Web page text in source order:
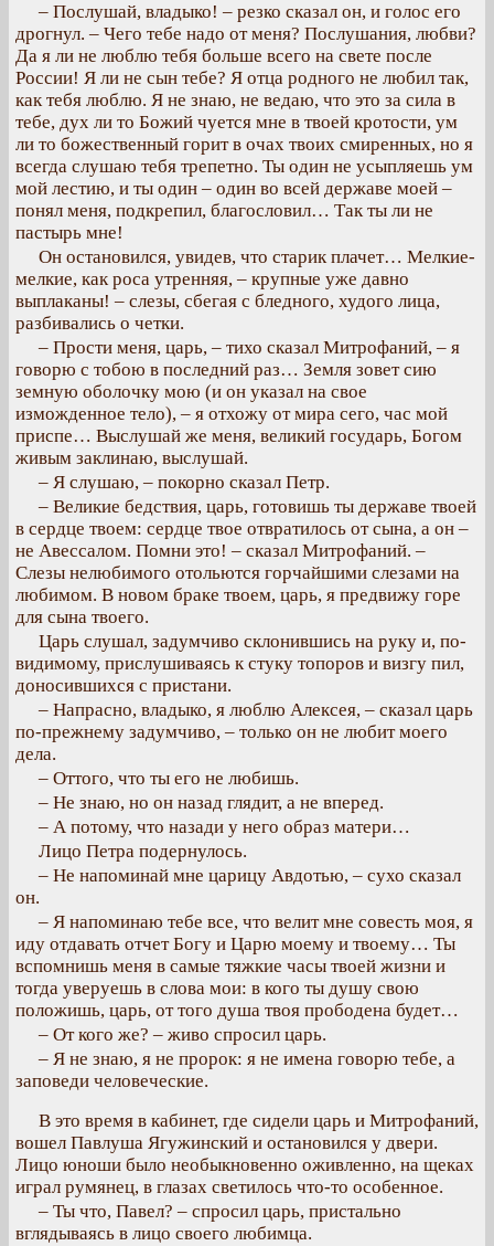
– Послушай, владыко! – резко сказал он, и голос его
дрогнул. – Чего тебе надо от меня? Послушания, любви?
Да я ли не люблю тебя больше всего на свете после
России! Я ли не сын тебе? Я отца родного не любил так,
как тебя люблю. Я не знаю, не ведаю, что это за сила в
тебе, дух ли то Божий чуется мне в твоей кротости, ум
ли то божественный горит в очах твоих смиренных, но я
всегда слушаю тебя трепетно. Ты один не усыпляешь ум
мой лестию, и ты один – один во всей державе моей –
понял меня, подкрепил, благословил… Так ты ли не
пастырь мне!
Он остановился, увидев, что старик плачет… Мелкие-
мелкие, как роса утренняя, – крупные уже давно
выплаканы! – слезы, сбегая с бледного, худого лица,
разбивались о четки.
– Прости меня, царь, – тихо сказал Митрофаний, – я
говорю с тобою в последний раз… Земля зовет сию
земную оболочку мою (и он указал на свое
изможденное тело), – я отхожу от мира сего, час мой
приспе… Выслушай же меня, великий государь, Богом
живым заклинаю, выслушай.
– Я слушаю, – покорно сказал Петр.
– Великие бедствия, царь, готовишь ты державе твоей
в сердце твоем: сердце твое отвратилось от сына, а он –
не Авессалом. Помни это! – сказал Митрофаний. –
Слезы нелюбимого отольются горчайшими слезами на
любимом. В новом браке твоем, царь, я предвижу горе
для сына твоего.
Царь слушал, задумчиво склонившись на руку и, по-
видимому, прислушиваясь к стуку топоров и визгу пил,
доносившихся с пристани.
– Напрасно, владыко, я люблю Алексея, – сказал царь
по-прежнему задумчиво, – только он не любит моего
дела.
– Оттого, что ты его не любишь.
– Не знаю, но он назад глядит, а не вперед.
– А потому, что назади у него образ матери…
Лицо Петра подернулось.
– Не напоминай мне царицу Авдотью, – сухо сказал
он.
– Я напоминаю тебе все, что велит мне совесть моя, я
иду отдавать отчет Богу и Царю моему и твоему… Ты
вспомнишь меня в самые тяжкие часы твоей жизни и
тогда уверуешь в слова мои: в кого ты душу свою
положишь, царь, от того душа твоя прободена будет…
– От кого же? – живо спросил царь.
– Я не знаю, я не пророк: я не имена говорю тебе, а
заповеди человеческие.
В это время в кабинет, где сидели царь и Митрофаний,
вошел Павлуша Ягужинский и остановился у двери.
Лицо юноши было необыкновенно оживленно, на щеках
играл румянец, в глазах светилось что-то особенное.
– Ты что, Павел? – спросил царь, пристально
вглядываясь в лицо своего любимца.